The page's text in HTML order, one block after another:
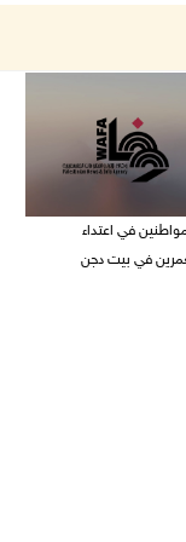
في اعتداء
في بيت دجن